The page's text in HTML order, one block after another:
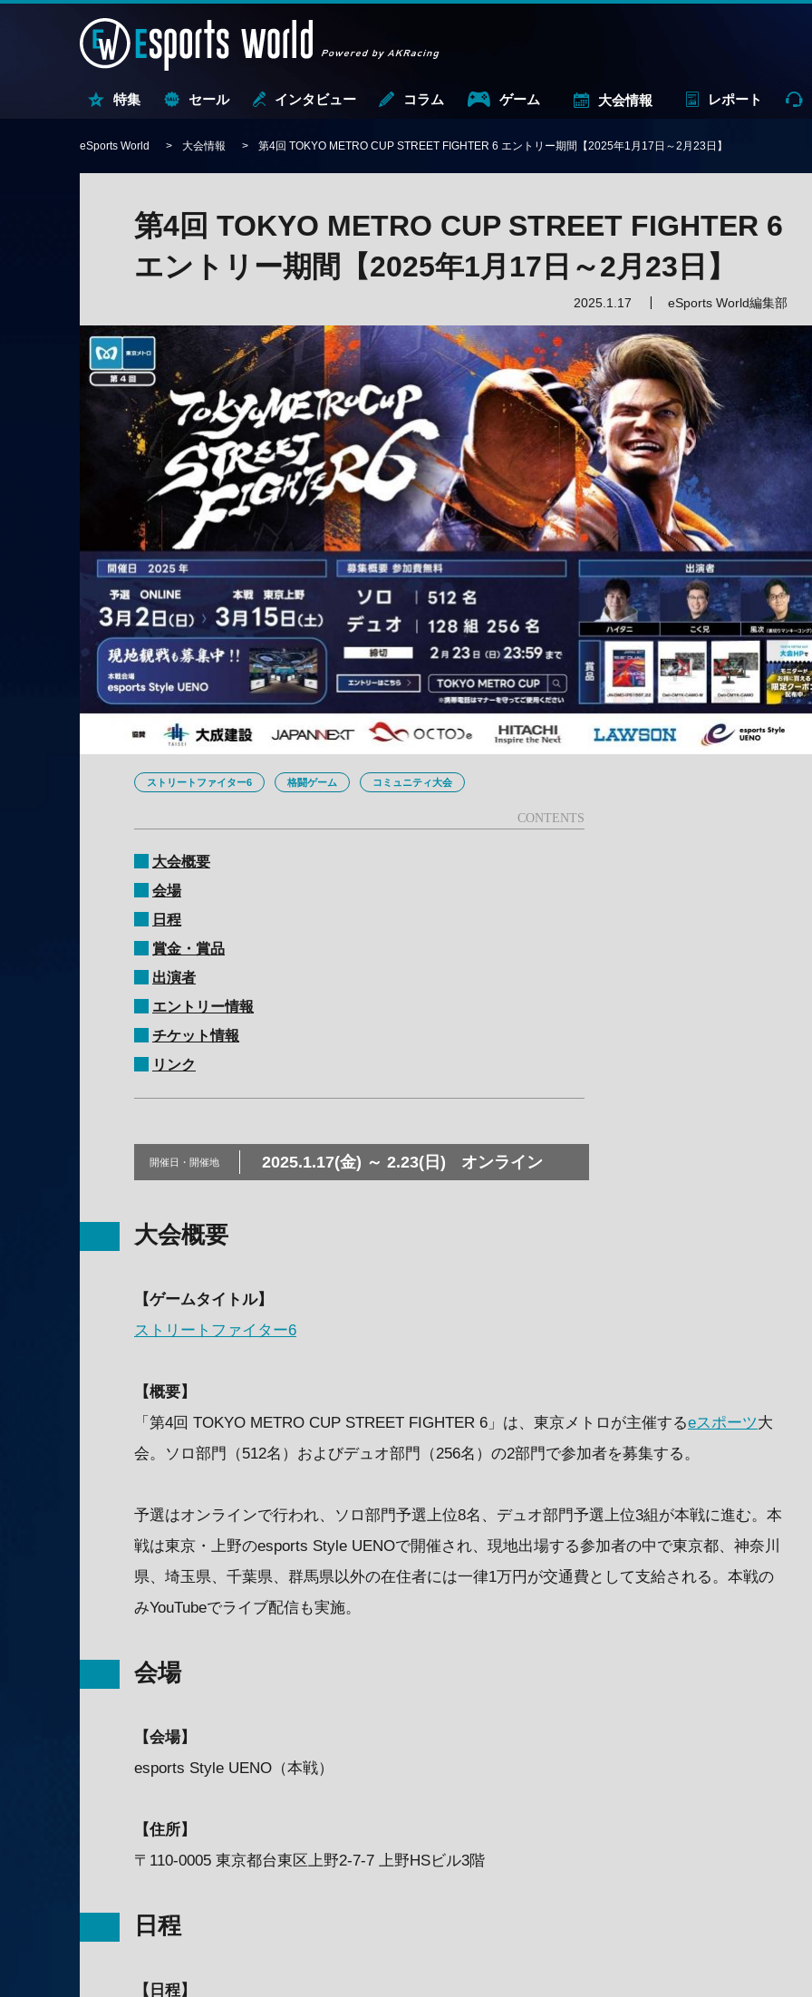
特集 セール インタビュー コラム ゲーム 大会情報 レポート
eSports World 大会情報 第4回 TOKYO METRO CUP STREET FIGHTER 6 エントリー期間【2025年1月17日～2月23日】
第4回 TOKYO METRO CUP STREET FIGHTER 6
エントリー期間【2025年1月17日～2月23日】
2025.1.17 eSports World編集部
ストリートファイター6 格闘ゲーム コミュニティ大会
大会概要
会場
日程
賞金・賞品
出演者
エントリー情報
チケット情報
リンク
開催日・ 開催地 2025.1.17(金) ～ 2.23(日) オンライン
大会概要
【ゲームタイトル】
ストリートファイター6
【概要】
「第4回 TOKYO METRO CUP STREET FIGHTER 6」は、東京メトロが主催するeスポーツ大
会。ソロ部門（512名）およびデュオ部門（256名）の2部門で参加者を募集する。
予選はオンラインで行われ、ソロ部門予選上位8名、デュオ部門予選上位3組が本戦に進む。本
戦は東京・上野のesports Style UENOで開催され、現地出場する参加者の中で東京都、神奈川
県、埼玉県、千葉県、群馬県以外の在住者には一律1万円が交通費として支給される。本戦の
みYouTubeでライブ配信も実施。
会場
【会場】
esports Style UENO（本戦）
【住所】
〒110-0005 東京都台東区上野2-7-7 上野HSビル3階
日程
【日程】